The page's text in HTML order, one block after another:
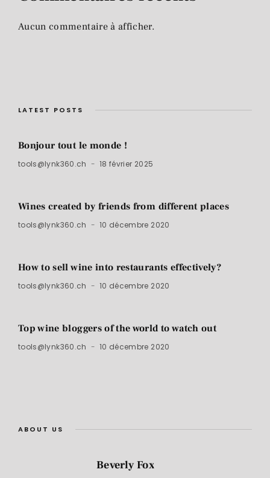
Aucun commentaire à afficher.
LATEST POSTS
Bonjour tout le monde !
tools@lynk360.ch 18 février 2025
Wines created by friends from different places
tools@lynk360.ch 10 décembre 2020
How to sell wine into restaurants effectively?
tools@lynk360.ch 10 décembre 2020
Top wine bloggers of the world to watch out
tools@lynk360.ch 10 décembre 2020
ABOUT US
Beverly Fox